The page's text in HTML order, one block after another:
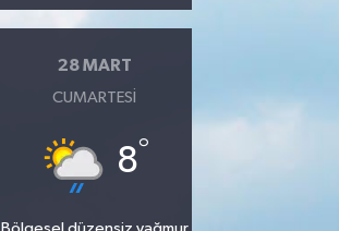
28 MART
CUMARTESI
8°
Bölgesel düzensiz yağmur